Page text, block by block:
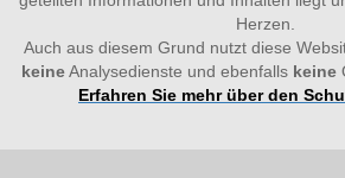
Herzen.
Auch aus diesem Grund nutzt diese
keineAnalysedienste und ebenfalls keine
Erfahren Sie mehr über den